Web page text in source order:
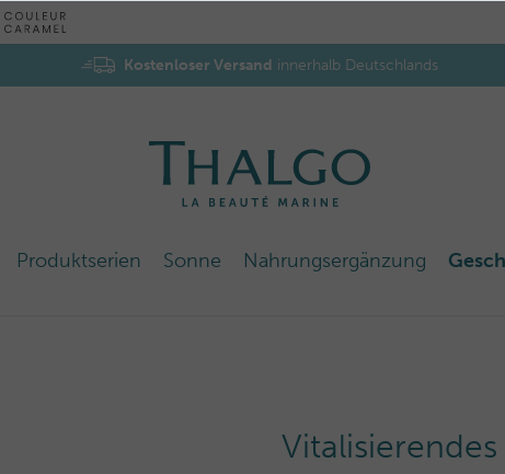
Kostenloser Versand innerhalb Deutschlands
Produktserien Sonne Nahrungsergänzung